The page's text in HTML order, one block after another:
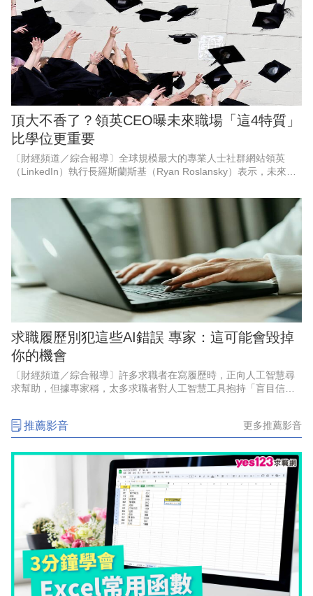
頂大不香了？領英CEO曝未來職場「這4特質」
比學位更重要
〔財經頻道／綜合報導〕全球規模最大的專業人士社群網站領英
（LinkedIn）執行長羅斯蘭斯基（Ryan Roslansky）表示，未來的
些適應
求職履歷別犯這些AI錯誤 專家：這可能會毀掉
你的機會
〔財經頻道／綜合報導〕許多求職者在寫履歷時，正向人工智慧尋
求幫助，但據專家稱，太多求職者對人工智慧工具抱持「盲目信
推薦影音 更多推薦影音